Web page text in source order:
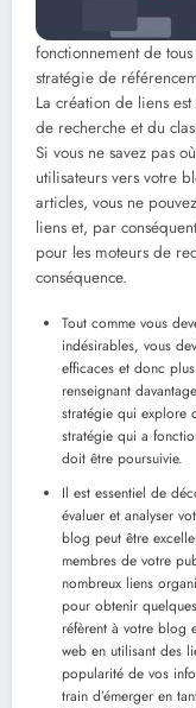
fonctionnement de
stratégie de
La création de liens
de recherche et du
Si vous ne savez pas
utilisateurs vers votre
articles, vous ne
liens et, par
pour les moteurs de
conséquence.
Tout comme vous
indésirables, vous
efficaces et donc
renseignant
stratégie qui explore
stratégie qui a
doit être poursuivie.
Il est essentiel de
évaluer et analyser
blog peut être
membres de votre
nombreux liens
pour obtenir
réfèrent à votre blog
web en utilisant des
popularité de vos
train d’émerger en